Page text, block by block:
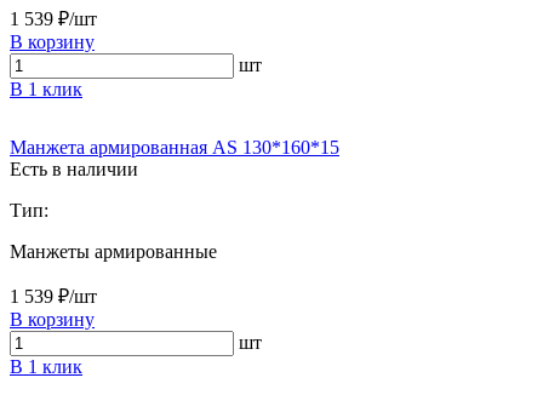
1 539 ₽/шт
В корзину
шт
В 1 клик
Манжета армированная AS 130*160*15
Есть в наличии
Тип:
Манжеты армированные
1 539 ₽/шт
В корзину
шт
В 1 клик